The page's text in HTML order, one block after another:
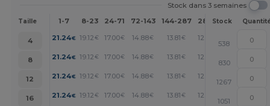
Stock dans 3 semaines
Taille 1-7 8-23 24-71 72-143 144-287 288 + Plus
Stock
4 21.24€ 19.12 € 17.00€ 14.88€ 13.81 € 12.75 +
538
8
21.24€ 19.12 € 17.00€ 14.88€ 13.81 € 12.75 +
830
12
21.24€ 19.12 € 17.00€ 14.88€ 13.81 € 12.75 +
1267
16
21.24€ 19.12 € 17.00€ 14.88€ 13.81 € 12.75 +
1051